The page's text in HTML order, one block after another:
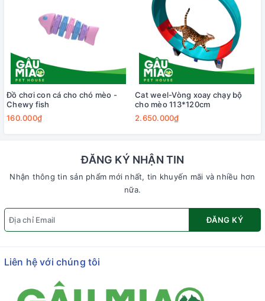
Đồ chơi con cá cho chó mèo -
Chewy fish
160.000₫
Cat weel-Vòng xoay chạy bộ
cho mèo 113*120cm
2.650.000₫
ĐĂNG KÝ NHẬN TIN
Nhận thông tin sản phẩm mới nhất, tin khuyến mãi và nhiều hơn
nữa.
ĐĂNG KÝ
Liên hệ với chúng tôi